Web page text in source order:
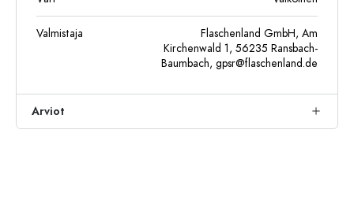
Valmistaja
Flaschenland GmbH, Am
Kirchenwald 1, 56235 Ransbach-
Baumbach, gpsr@flaschenland.de
Arviot